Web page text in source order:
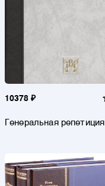
10378 ₽
Генеральная репетиция